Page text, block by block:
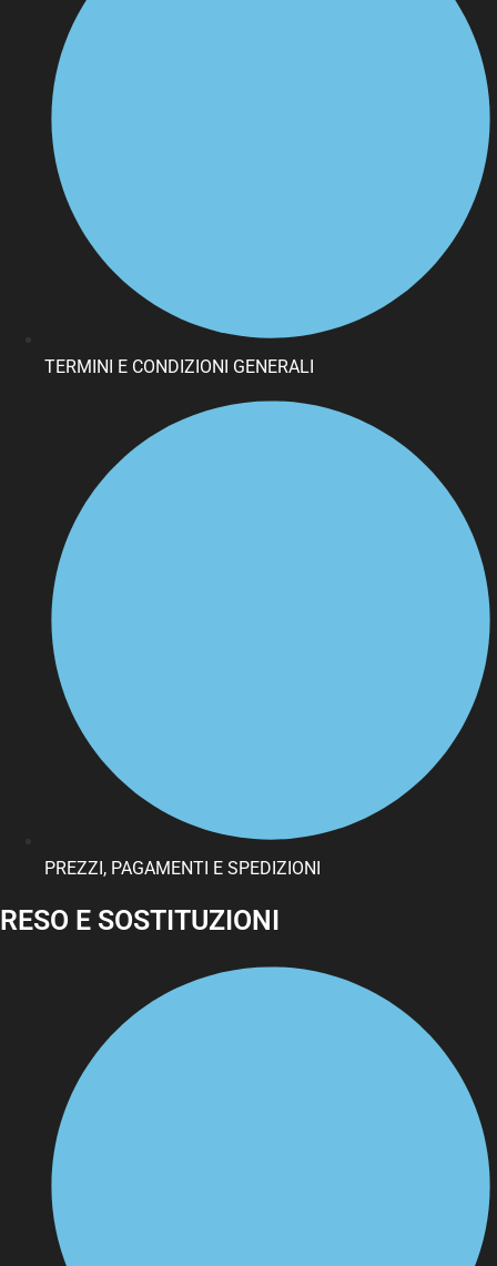
TERMINI E CONDIZIONI GENERALI
PREZZI, PAGAMENTI E SPEDIZIONI
RESO E SOSTITUZIONI